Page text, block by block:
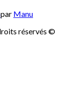
par Manu
réservés ©